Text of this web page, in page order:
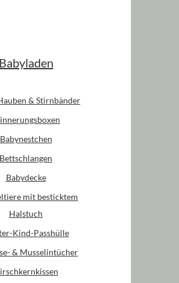
Babyladen
& Stirnbänder
Babynestchen
Bettschlangen
Babydecke
mit besticktem
Halstuch
Kind-Passhülle
& Musselintücher